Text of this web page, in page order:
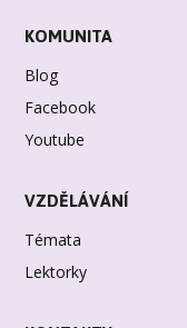
KOMUNITA
Blog
Facebook
Youtube
VZDĚLÁVÁNÍ
Témata
Lektorky